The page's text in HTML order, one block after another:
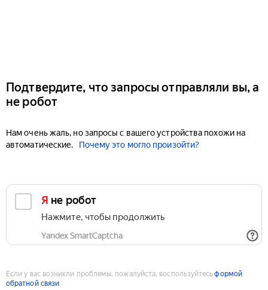
Подтвердите, что запросы отправляли вы, а
не робот
Нам очень жаль, но запросы с вашего устройства похожи на
автоматические.
Почему это могло произойти?
Я не робот
Нажмите, чтобы продолжить
Yandex SmartCaptcha
Если у вас возникли проблемы, пожалуйста, воспользуйтесьформой
обратной связи